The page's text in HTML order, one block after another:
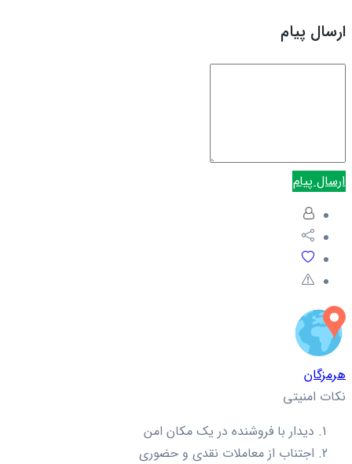
ارسال پیام
ارسال پیام
هرمزگان
نکات امنیتی
دیدار با فروشنده در یک مکان امن
اجتناب از معاملات نقدی و حضوری